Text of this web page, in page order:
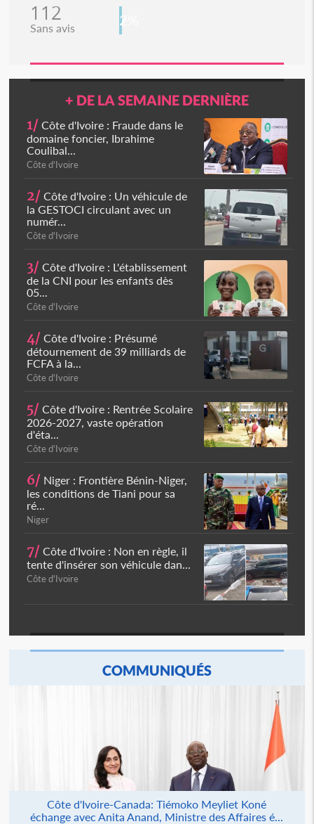
112
Sans avis 2%
+ DE LA SEMAINE DERNIÈRE
1/ Côte d'Ivoire : Fraude dans le
domaine foncier, Ibrahime
Coulibal...
Côte d'Ivoire
2/ Côte d'Ivoire : Un véhicule de
la GESTOCI circulant avec un
numér...
Côte d'Ivoire
3/ Côte d'Ivoire : L'établissement
de la CNI pour les enfants dès
05...
Côte d'Ivoire
4/ Côte d'Ivoire : Présumé
détournement de 39 milliards de
FCFA à la...
Côte d'Ivoire
5/ Côte d'Ivoire : Rentrée Scolaire
2026-2027, vaste opération
d'éta...
Côte d'Ivoire
6/ Niger : Frontière Bénin-Niger,
les conditions de Tiani pour sa
ré...
Niger
7/ Côte d'Ivoire : Non en règle, il
tente d'insérer son véhicule dan...
Côte d'Ivoire
COMMUNIQUÉS
Côte d'Ivoire-Canada: Tiémoko Meyliet Koné
échange avec Anita Anand, Ministre des Affaires é...